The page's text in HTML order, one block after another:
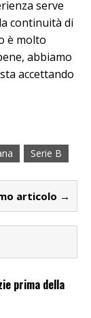
serve
continuità di
è molto
abbiamo
accettando
Serie B
articolo →
prima della